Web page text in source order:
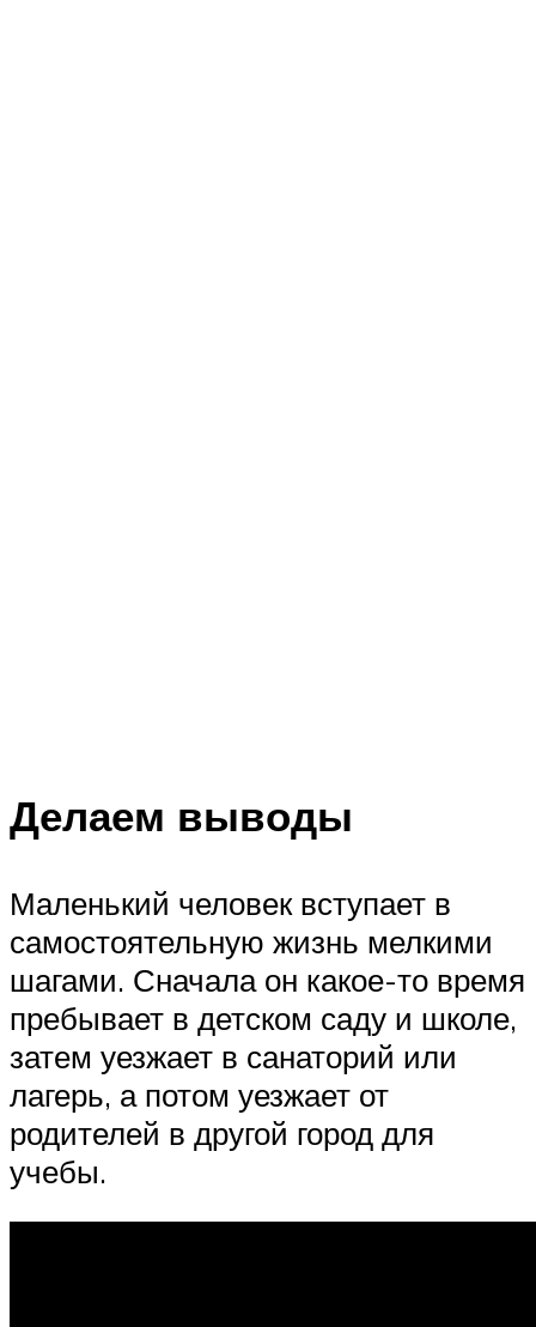
Делаем выводы
Маленький человек вступает в
самостоятельную жизнь мелкими
шагами. Сначала он какое-то время
пребывает в детском саду и школе,
затем уезжает в санаторий или
лагерь, а потом уезжает от
родителей в другой город для
учебы.